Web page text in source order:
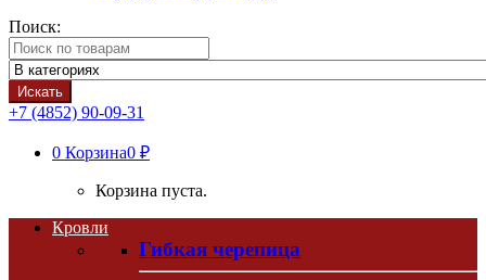
Поиск:
Искать
+7 (4852) 90-09-31
0 Корзина0 ₽
Корзина пуста.
Кровли
Гибкая черепица